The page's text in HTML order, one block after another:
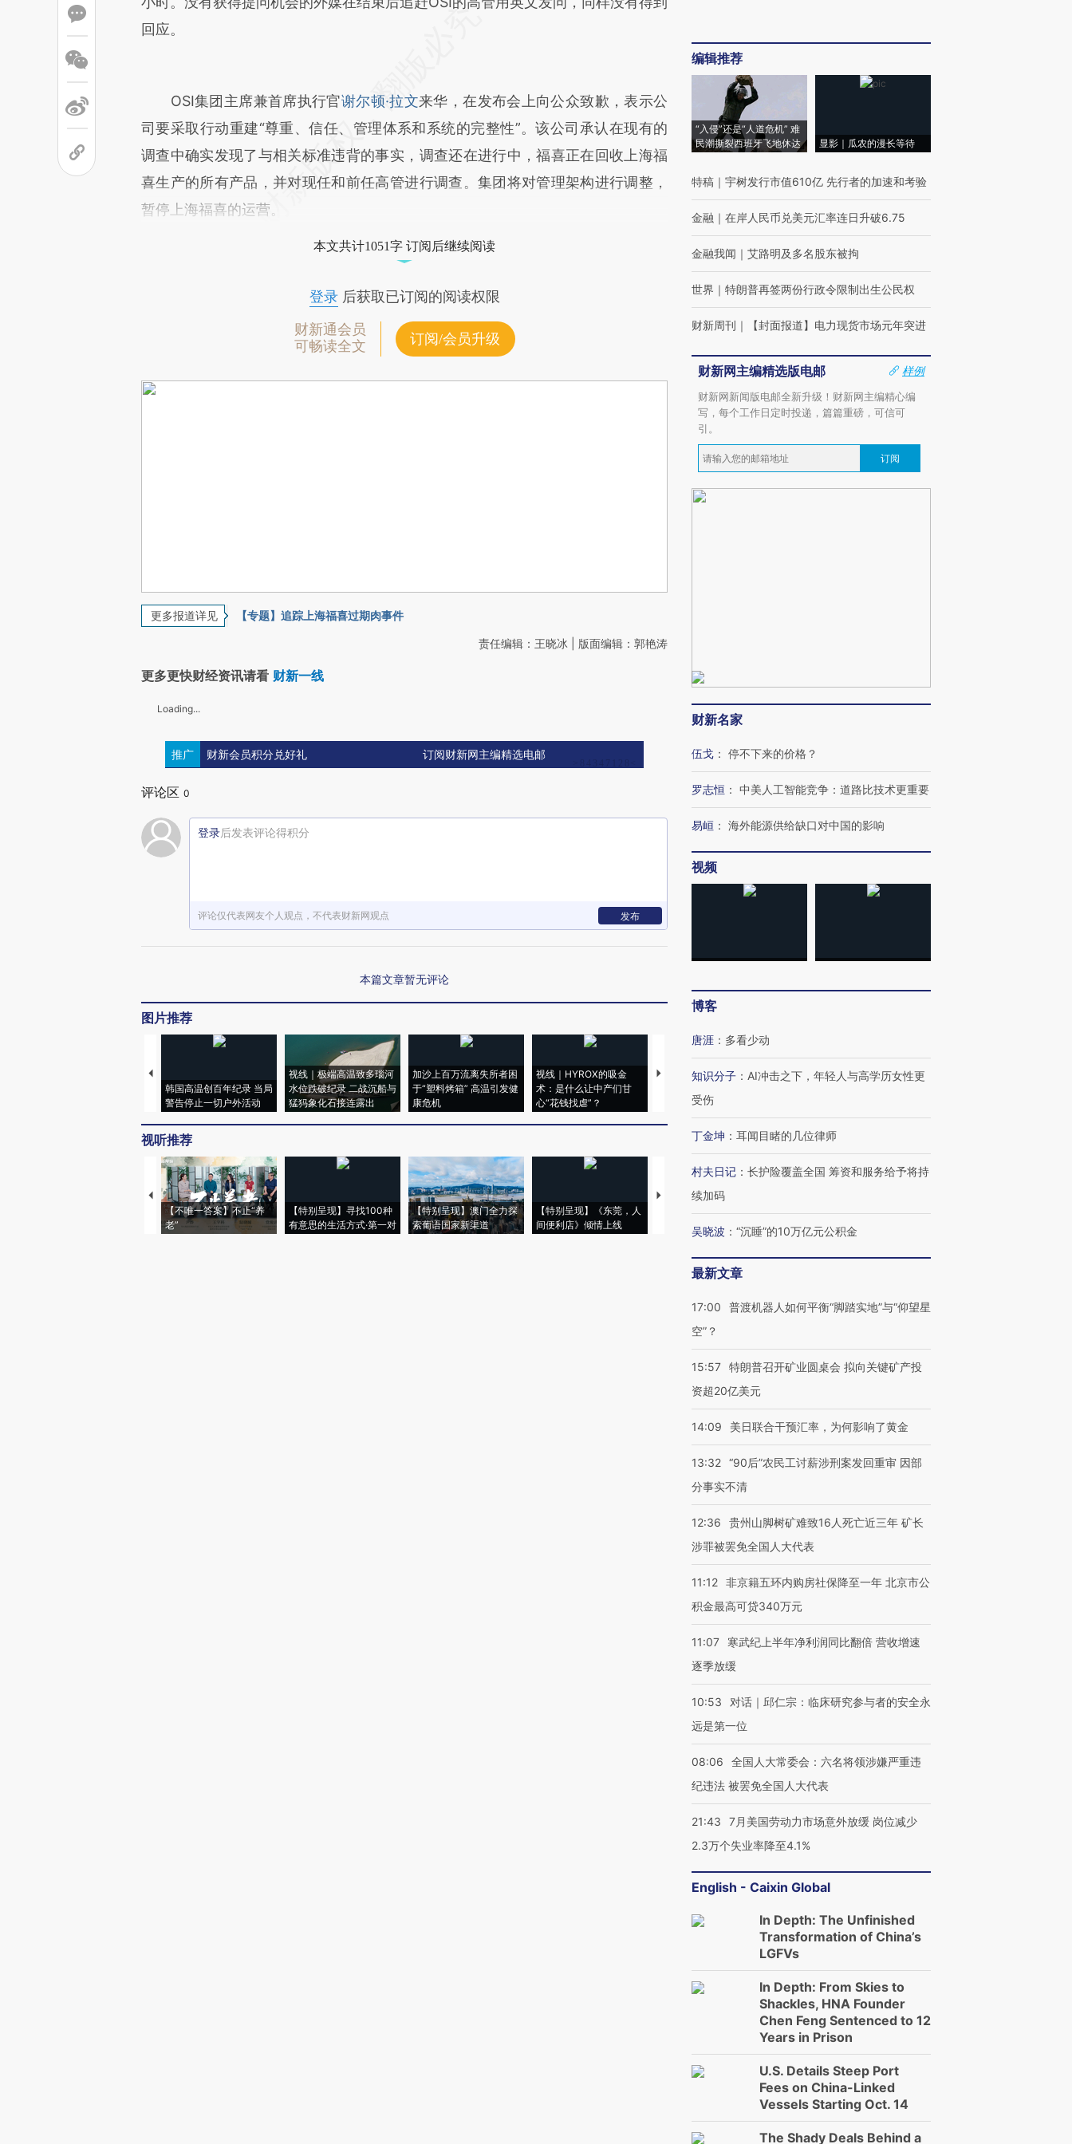
回应。
OSI集团主席兼首席执行官谢尔顿·拉文来华，在发布会上向公众致歉，表示公
司要采取行动重建“尊重、信任、管理体系和系统的完整性”。该公司承认在现有的
调查中确实发现了与相关标准违背的事实，调查还在进行中，福喜正在回收上海福
喜生产的所有产品，并对现任和前任高管进行调查。集团将对管理架构进行调整，
暂停上海福喜的运营。
本文共计1051字 订阅后继续阅读
登录后获取已订阅的阅读权限
财新通会员
可畅读全文
订阅/会员升级
更多报道详见 【专题】追踪上海福喜过期肉事件
责任编辑：王晓冰 | 版面编辑：郭艳涛
更多更快财经资讯请看 财新一线
Loading...
推广 财新会员积分兑好礼 订阅财新网主编精选电邮
评论区 0
登录后发表评论得积分
评论仅代表网友个人观点，不代表财新网观点 发布
本篇文章暂无评论
图片推荐
韩国高温创百年纪录 当局
警告停止一切户外活动
视线｜极端高温致多瑙河
水位跌破纪录 二战沉船与
猛犸象化石接连露出
加沙上百万流离失所者困
于“塑料烤箱” 高温引发健
康危机
视线｜HYROX的吸金
术：是什么让中产们甘
心“花钱找虐”？
马航飞行员跨国走私7万
视线｜被称为“蟑螂”的印
视线｜“入侵”还是“人道危
视听推荐
【不唯一答案】不止“养
老”
【特别呈现】寻找100种
有意思的生活方式·第一对
【特别呈现】澳门全力探
索葡语国家新渠道
【特别呈现】《东莞，人
间便利店》倾情上线
【推广】走进第四届链博
会，让数智科技“链”接产
【特别呈现】寻找100种
有意思的生活方式·第三对
CFO：不靠规模取胜，华
编辑推荐
“入侵”还是“人道危机” 难
民潮撕裂西班牙飞地休达
显影｜瓜农的漫长等待
特稿 ｜ 宇树发行市值610亿 先行者的加速和考验
金融 ｜ 在岸人民币兑美元汇率连日升破6.75
金融我闻 ｜ 艾路明及多名股东被拘
世界 ｜ 特朗普再签两份行政令限制出生公民权
财新周刊 ｜ 【封面报道】电力现货市场元年突进
财新网主编精选版电邮
样例
财新网新闻版电邮全新升级！财新网主编精心编
写，每个工作日定时投递，篇篇重磅，可信可
引。
订阅
财新名家
伍戈 ： 停不下来的价格？
罗志恒 ： 中美人工智能竞争：道路比技术更重要
易峘 ： 海外能源供给缺口对中国的影响
视频
博客
唐涯 ： 多看少动
知识分子 ： AI冲击之下，年轻人与高学历女性更
受伤
丁金坤 ： 耳闻目睹的几位律师
村夫日记 ： 长护险覆盖全国 筹资和服务给予将持
续加码
吴晓波 ： “沉睡”的10万亿元公积金
最新文章
17:00
普渡机器人如何平衡“脚踏实地”与“仰望星
空”？
15:57 特朗普召开矿业圆桌会 拟向关键矿产投
资超20亿美元
14:09 美日联合干预汇率，为何影响了黄金
13:32 “90后”农民工讨薪涉刑案发回重审 因部
分事实不清
12:36
贵州山脚树矿难致16人死亡近三年 矿长
涉罪被罢免全国人大代表
11:12 非京籍五环内购房社保降至一年 北京市公
积金最高可贷340万元
11:07
寒武纪上半年净利润同比翻倍 营收增速
逐季放缓
10:53
对话｜邱仁宗：临床研究参与者的安全永
远是第一位
08:06
全国人大常委会：六名将领涉嫌严重违
纪违法 被罢免全国人大代表
21:43
7月美国劳动力市场意外放缓 岗位减少
2.3万个失业率降至4.1%
English - Caixin Global
In Depth: The Unfinished
Transformation of China’s
LGFVs
In Depth: From Skies to
Shackles, HNA Founder
Chen Feng Sentenced to 12
Years in Prison
U.S. Details Steep Port
Fees on China-Linked
Vessels Starting Oct. 14
The Shady Deals Behind a